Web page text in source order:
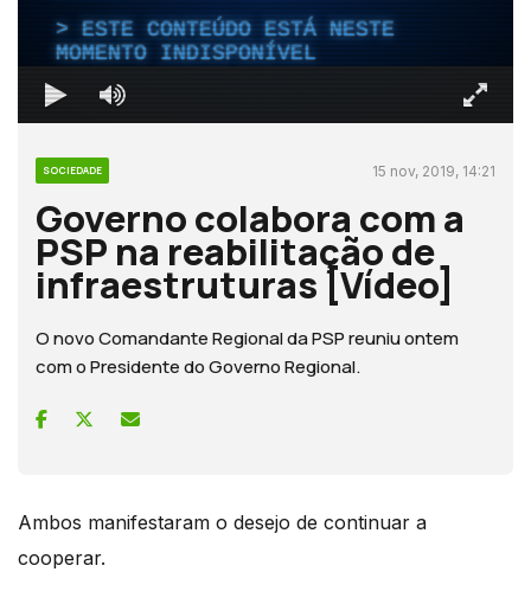
ESTE CONTEÚDO ESTÁ NESTE
MOMENTO INDISPONÍVEL
SOCIEDADE 15 nov, 2019, 14:21
Governo colabora com a
PSP na reabilitação de
infraestruturas [Vídeo]
O novo Comandante Regional da PSP reuniu ontem
com o Presidente do Governo Regional.
Ambos manifestaram o desejo de continuar a
cooperar.